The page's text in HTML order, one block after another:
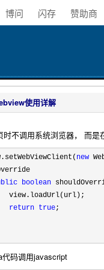
博问 闪存 赞助商
使用详解
时不调用系统浏览器， 而是
new
boolean
view.loadUrl(url);
return true;
码调用javascript